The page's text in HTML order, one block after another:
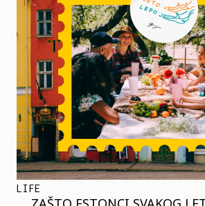
LIFE